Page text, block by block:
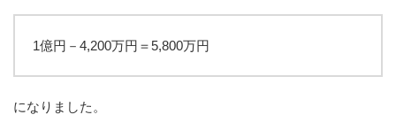
1億円－4,200万円＝5,800万円
になりました。